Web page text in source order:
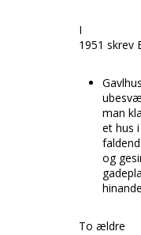
I
1951 skrev
man
et hus
og
To ældre